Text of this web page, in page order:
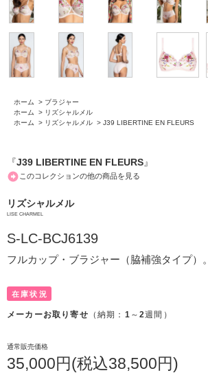
ホーム > ブラジャー
ホーム
> リズシャルメル
ホーム
> リズシャルメル > J39 LIBERTINE EN FLEURS
『J39 LIBERTINE EN FLEURS』
このコレクションの他の商品を見る
リズシャルメル
LISE CHARMEL
S-LC-BCJ6139
フルカップ・ブラジャー（脇補強タイプ）。
在庫状況
メーカーお取り寄せ （納期： 1 ～2週間）
通常販売価格
35,000円(税込38,500円)